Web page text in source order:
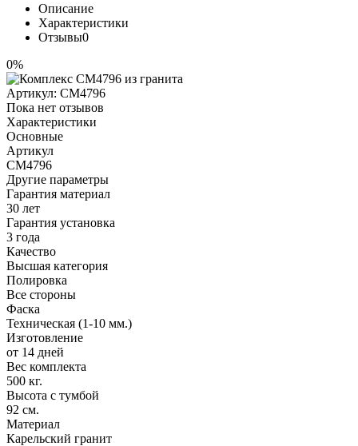
Описание
Характеристики
Отзывы0
0%
Артикул: CM4796
Пока нет отзывов
Характеристики
Основные
Артикул
CM4796
Другие параметры
Гарантия материал
30 лет
Гарантия установка
3 года
Качество
Высшая категория
Полировка
Все стороны
Фаска
Техническая (1-10 мм.)
Изготовление
от 14 дней
Вес комплекта
500 кг.
Высота с тумбой
92 см.
Материал
Карельский гранит